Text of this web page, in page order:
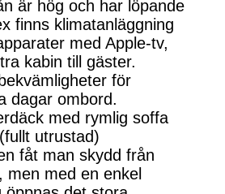
är hög och har löpande
finns klimatanläggning
med Apple-tv,
kabin till gäster.
för
dagar ombord.
med rymlig soffa
utrustad)
fåt man skydd från
men med en enkel